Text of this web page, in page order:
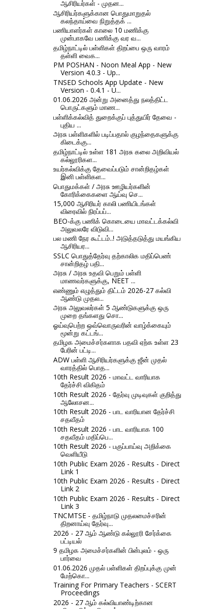
ஆசிரியர்கள் - முதன...
ஆசிரியர்களுக்கான பொதுமாறுதல்
கலந்தாய்வை நிறுத்தக் ...
பணியாளர்கள் காலை 10 மணிக்கு
முன்பாகவே பணிக்கு வர வ...
தமிழ்நாட்டில் பள்ளிகள் திறப்பை ஒரு வாரம்
தள்ளி வைக...
PM POSHAN - Noon Meal App - New
Version 4.0.3 - Up...
TNSED Schools App Update - New
Version - 0.4.1 - U...
01.06.2026 அன்று அனைத்து நலத்திட்ட
பொருட்களும் மாண...
பள்ளிக்கல்வித் துறைக்குப் புத்துயிர் தேவை -
புதிய ...
அரசு பள்ளிகளில் படிப்பதால் குழந்தைகளுக்கு
கிடைக்கு...
தமிழ்நாட்டில் உள்ள 181 அரசு கலை அறிவியல்
கல்லூரிகள...
உயர்கல்விக்கு தேவைப்படும் சான்றிதழ்கள்
இனி பள்ளிகள...
பொதுமக்கள் / அரசு ஊழியர்களின்
கோரிக்கைகளை ஆய்வு செ...
15,000 ஆசிரியர் காலி பணியிடங்கள்
விரைவில் நிரப்பப்...
BEO-க்கு பணிக் கொடையை மாவட்டக்கல்வி
அலுவலரே விடுவி...
பல மணி நேர கூட்டம்..! அடுத்தடுத்து மயங்கிய
ஆசிரியர...
SSLC பொதுத்தேர்வு தற்காலிக மதிப்பெண்
சான்றிதழ் பதி...
அரசு / அரசு உதவி பெறும் பள்ளி
மாணவர்களுக்கு, NEET ...
எண்ணும் எழுத்தும் திட்டம் 2026-27 கல்வி
ஆண்டு முதல...
அரசு அலுவலர்கள் 5 ஆண்டுகளுக்கு ஒரு
முறை தங்களது சொ...
ஓய்வுபெற்ற ஒவ்வொருவரின் வாழ்க்கையும்
மூன்று கட்டங்...
தமிழக அமைச்சர்களாக பதவி ஏற்க உள்ள 23
பேரின் பட்டி...
ADW பள்ளி ஆசிரியர்களுக்கு ஜீன் முதல்
வாரத்தில் பொத...
10th Result 2026 - மாவட்ட வாரியாக
தேர்ச்சி விகிதம்
10th Result 2026 - தேர்வு முடிவுகள் குறித்து
ஆலோசன...
10th Result 2026 - பாட வாரியான தேர்ச்சி
சதவீதம்
10th Result 2026 - பாட வாரியாக 100
சதவீதம் மதிப்பெ...
10th Result 2026 - பகுப்பாய்வு அறிக்கை
வெளியீடு
10th Public Exam 2026 - Results - Direct
Link 1
10th Public Exam 2026 - Results - Direct
Link 2
10th Public Exam 2026 - Results - Direct
Link 3
TNCMTSE - தமிழ்நாடு முதலமைச்சரின்
திறனாய்வு தேர்வு...
2026 - 27 ஆம் ஆண்டு கல்லூரி சேர்க்கை
பட்டியல்
9 தமிழக அமைச்சர்களின் பின்புலம் - ஒரு
பார்வை
01.06.2026 முதல் பள்ளிகள் திறப்புக்கு முன்
மேற்கொ...
Training For Primary Teachers - SCERT
Proceedings
2026 - 27 ஆம் கல்வியாண்டிற்கான